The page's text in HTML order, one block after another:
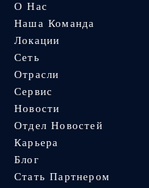
О Нас
Наша Команда
Локации
Сеть
Отрасли
Сервис
Новости
Отдел Новостей
Карьера
Блог
Стать Партнером